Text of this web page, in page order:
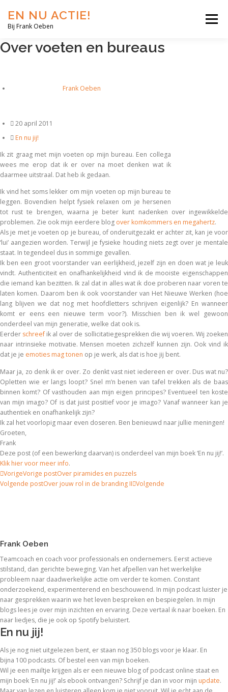
naarEN NU ACTIE!
Bij Frank Oeben
Menu
Over voeten en bureaus
Frank Oeben
20 april 2011
En nu jij!
Ik zit graag met mijn voeten op mijn bureau. Een collega
wees me erop dat ik er over na moet denken wat ik
daarmee uitstraal. Dat heb ik gedaan.
Ik vind het soms lekker om mijn voeten op mijn bureau te
leggen. Bovendien helpt fysiek relaxen om je hersenen
tot rust te brengen, waarna je beter kunt nadenken over ingewikkelde
problemen. Zie ook mijn eerdere blog over komkommers en megahertz.
Als je met je voeten op je bureau, of onderuitgezakt er achter zit, kan je voor
‘lui’ aangezien worden. Terwijl je fysieke houding niets zegt over je mentale
staat. In tegendeel dus in sommige gevallen.
Ik ben een groot voorstander van eerlijkheid, jezelf zijn en doen wat je leuk
vindt. Authenticiteit en onafhankelijkheid vind ik de mooiste eigenschappen
die iemand kan bezitten. Ik zal dat in alles wat ik doe proberen naar voren te
laten komen. Daarom ben ik ook voorstander van Het Nieuwe Werken (hoe
lang blijven we dat nog met hoofdletters schrijven eigenlijk? En wanneer
komt er eens een nieuwe term voor?). Misschien ben ik wel gewoon
onderdeel van mijn generatie, welke dat ook is.
Eerder schreefik al over de sollicitatiegesprekken die wij voeren. Wij zoeken
naar intrinsieke motivatie. Mensen moeten zichzelf kunnen zijn. Ook vind ik
dat je je emoties mag tonen op je werk, als dat is hoe jij bent.
Maar ja, zo denk ik er over. Zo denkt vast niet iedereen er over. Dus wat nu?
Opletten wie er langs loopt? Snel m’n benen van tafel trekken als de baas
binnen komt? Of vasthouden aan mijn eigen principes? Eventueel ten koste
van mijn imago? Of is dat juist positief voor je imago? Vanaf wanneer kan je
authentiek en onafhankelijk zijn?
Ik zal het voorlopig maar even doseren. Ben benieuwd naar jullie meningen!
Groeten,
Frank
Deze post (of een bewerking daarvan) is onderdeel van mijn boek ‘En nu jij!’.
Klik hier voor meer info.
VorigeVorige postOver piramides en puzzels
Volgende postOver jouw rol in de branding II Volgende
Frank Oeben
Teamcoach en coach voor professionals en ondernemers. Eerst actieve
stilstand, dan gerichte beweging. Van het afpellen van het werkelijke
probleem naar daadwerkelijke actie om verder te komen. Constant
onderzoekend, experimenterend en beschouwend. In mijn podcast luister je
naar gesprekken waarin we het leven bespreken en bespiegelen. In mijn
blogs lees je over mijn inzichten en ervaring. Deze vertaal ik naar boeken. En
naar liedjes, die je ook op Spotify beluistert.
En nu jij!
Als je nog niet uitgelezen bent, er staan nog 350 blogs voor je klaar. En
bijna 100 podcasts. Of bestel een van mijn boeken.
Wil je een mailtje krijgen als er een nieuwe blog of podcast online staat en
mijn boek ‘En nu jij!’ als ebook ontvangen? Schrijf je dan in voor mijn update.